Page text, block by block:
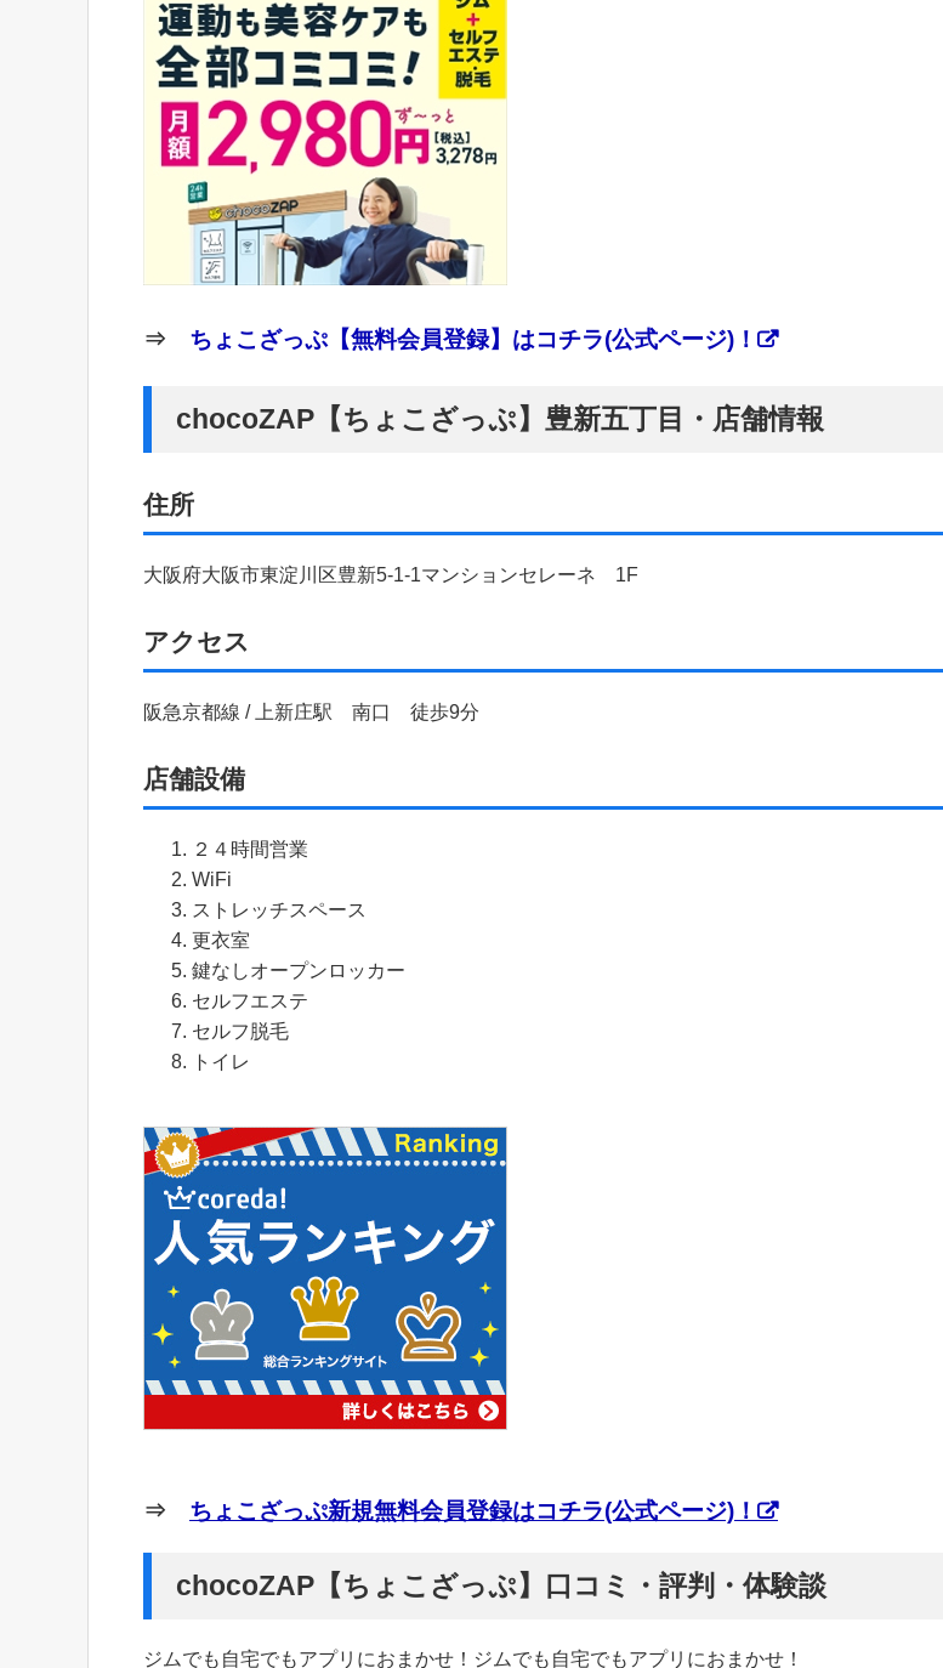
⇒ ちょこざっぷ【無料会員登録】はコチラ(公式ページ)！
chocoZAP【ちょこざっぷ】豊新五丁目・店舗情報
住所
大阪府大阪市東淀川区豊新5-1-1マンションセレーネ 1F
アクセス
阪急京都線 / 上新庄駅 南口 徒歩9分
店舗設備
２４時間営業
WiFi
ストレッチスペース
更衣室
鍵なしオープンロッカー
セルフエステ
セルフ脱毛
トイレ
⇒ ちょこざっぷ新規無料会員登録はコチラ(公式ページ)！
chocoZAP【ちょこざっぷ】口コミ・評判・体験談
ジムでも自宅でもアプリにおまかせ！ジムでも自宅でもアプリにおまかせ！